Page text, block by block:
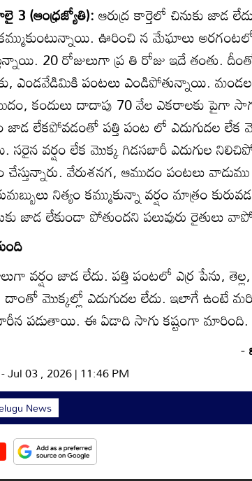
3 (ఆంధ్రజ్యోతి):ఆరుద్ర కార్తెలో చినుకు జాడ
కమ్ముకుంటున్నాయి. ఊరించి న మేఘాలు
20 రోజులుగా ప్ర తి రోజు ఇదే తంతు.
ఎండవేడిమికి పంటలు ఎండిపోతున్నాయి.
కందులు దాదాపు 70 వేల ఎకరాలకు పైగా
జాడ లేకపోవడంతో పత్తి పంట లో ఎదుగుదల లేక
వర్షం లేక మొక్క గిడసబారీ ఎదుగుల
చేస్తున్నారు. వేరుశనగ, ఆముదం పంటలు
నిత్యం కమ్ముకున్నా వర్షం మాత్రం
జాడ లేకుండా పోతుందని పలువురు రైతులు
వర్షం జాడ లేదు. పత్తి పంటలో ఎర్ర పేను,
మొక్కల్లో ఎదుగుదల లేదు. ఇలాగే ఉంటే
పడుతాయి. ఈ ఏడాది సాగు కష్టంగా మారింది.
-
Jul 03 , 2026 | 11:46 PM
News